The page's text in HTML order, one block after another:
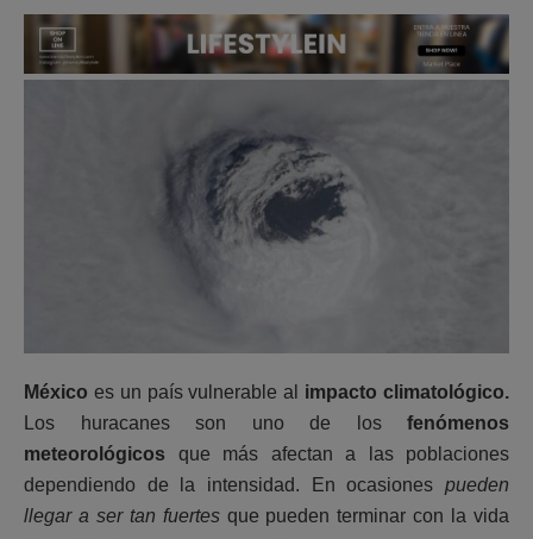
México es un país vulnerable al
impacto climatológico.
Los huracanes son uno de los fenómenos
meteorológicos que más afectan a las poblaciones
dependiendo de la intensidad. En ocasiones pueden
llegar a ser tan fuertesque pueden terminar con la vida